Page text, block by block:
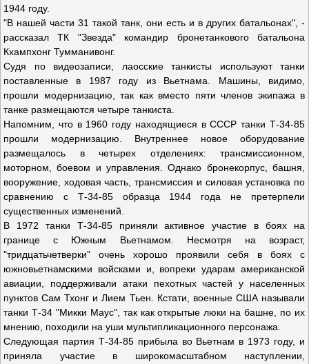
1944 году.
"В нашей части 31 такой танк, они есть и в других батальонах", -
рассказал ТК "Звезда" командир бронетанкового батальона
Кхампхонг Тумманивонг.
Судя по видеозаписи, лаосские танкисты используют танки
поставленные в 1987 году из Вьетнама. Машины, видимо,
прошли модернизацию, так как вместо пяти членов экипажа в
танке размещаются четыре танкиста.
Напомним, что в 1960 году находящиеся в СССР танки Т-34-85
прошли модернизацию. Внутреннее новое оборудование
размещалось в четырех отделениях: трансмиссионном,
моторном, боевом и управления. Однако бронекорпус, башня,
вооружение, ходовая часть, трансмиссия и силовая установка по
сравнению с Т-34-85 образца 1944 года не претерпели
существенных изменений.
В 1972 танки Т-34-85 приняли активное участие в боях на
границе с Южным Вьетнамом. Несмотря на возраст,
"тридцатьчетверки” очень хорошо проявили себя в боях с
южновьетнамскими войсками и, вопреки ударам американской
авиации, поддерживали атаки пехотных частей у населенных
пунктов Сам Тхонг и Лием Тьен. Кстати, военные США называли
танки Т-34 "Микки Маус", так как открытые люки на башне, по их
мнению, походили на уши мультипликационного персонажа.
Следующая партия Т-34-85 прибыла во Вьетнам в 1973 году, и
приняла участие в широкомасштабном наступлении,